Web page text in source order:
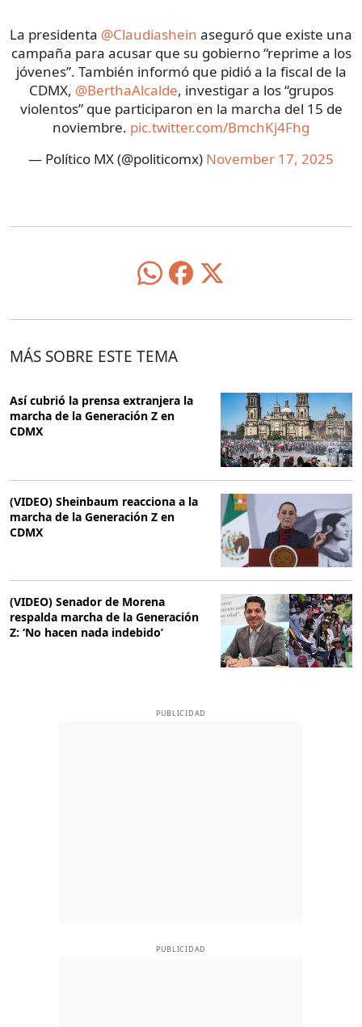
La presidenta @Claudiashein aseguró que existe una
campaña para acusar que su gobierno “reprime a los
jóvenes”. También informó que pidió a la fiscal de la
CDMX, @BerthaAlcalde, investigar a los “grupos
violentos” que participaron en la marcha del 15 de
noviembre. pic.twitter.com/BmchKj4Fhg
— Político MX (@politicomx) November 17, 2025
MÁS SOBRE ESTE TEMA
Así cubrió la prensa extranjera la
marcha de la Generación Z en
CDMX
(VIDEO) Sheinbaum reacciona a la
marcha de la Generación Z en
CDMX
(VIDEO) Senador de Morena
respalda marcha de la Generación
Z: ‘No hacen nada indebido’
PUBLICIDAD
PUBLICIDAD